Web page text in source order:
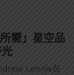
嚮」星空品
Lennie在